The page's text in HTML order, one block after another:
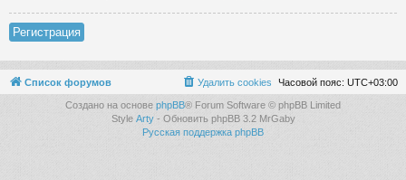
Регистрация
Список форумов Часовой пояс: UTC+03:00
Удалить cookies
Создано на основе phpBB® Forum Software © phpBB Limited
Style Arty- Обновить phpBB 3.2 MrGaby
Русская поддержка phpBB